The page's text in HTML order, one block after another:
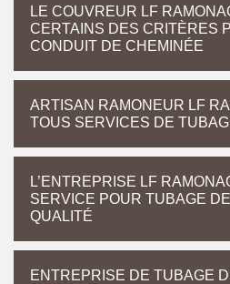
LE COUVREUR LF
CERTAINS DES CRITÈRES
CONDUIT DE CHEMINÉE
ARTISAN RAMONEUR LF
TOUS SERVICES DE
L’ENTREPRISE LF
SERVICE POUR TUBAGE
QUALITÉ
ENTREPRISE DE TUBAGE